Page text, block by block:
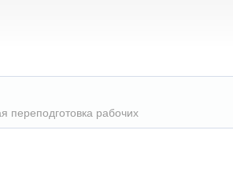
переподготовка рабочих